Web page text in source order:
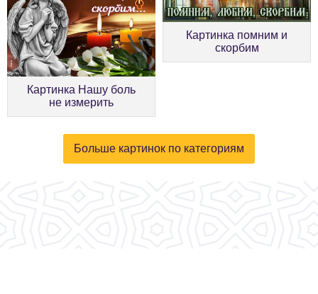
Картинка Нашу боль
не измерить
Картинка помним и
скорбим
Больше картинок по категориям